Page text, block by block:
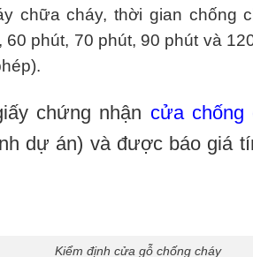
chữa cháy, thời gian chống
phút, 70 phút, 90 phút và
chứng nhận cửa chống
dự án) và được báo giá
Kiểm định cửa gỗ chống cháy